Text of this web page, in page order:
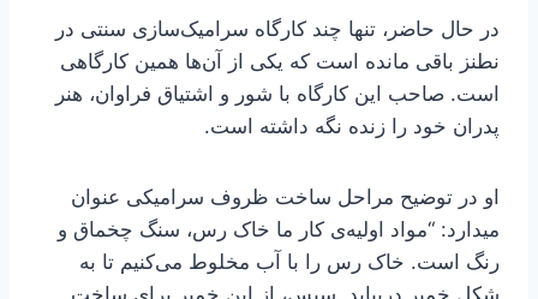
در حال حاضر، تنها چند کارگاه سرامیک‌سازی سنتی در
نطنز باقی مانده است که یکی از آن‌ها همین کارگاهی
است. صاحب این کارگاه با شور و اشتیاق فراوان، هنر
پدران خود را زنده نگه داشته است.
او در توضیح مراحل ساخت ظروف سرامیکی عنوان
میدارد: “مواد اولیه‌ی کار ما خاک رس، سنگ چخماق و
رنگ است. خاک رس را با آب مخلوط می‌کنیم تا به
شکل خمیر دربیاید. سپس، از این خمیر برای ساخت